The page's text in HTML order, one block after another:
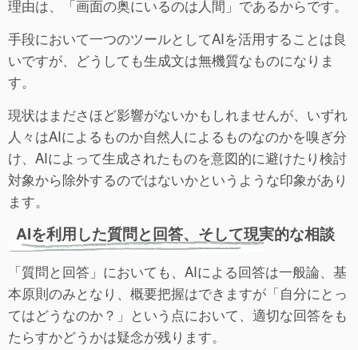
理由は、「画面の奥にいるのは人間」であるからです。
手段において一つのツールとしてAIを活用することは良
いですが、どうしても生成文は無機質なものになりま
す。
現状はまださほど影響がないかもしれませんが、いずれ
人々はAIによるものか自然人によるものなのかを嗅ぎ分
け、AIによって生成されたものを意図的に避けたり検討
対象から除外するのではないかというような印象があり
ます。
AIを利用した質問と回答、そして現実的な相談
「質問と回答」においても、AIによる回答は一般論、基
本原則のみとなり、概要把握はできますが「自分にとっ
てはどうなのか？」という点において、適切な回答をも
たらすかどうかは疑念が残ります。